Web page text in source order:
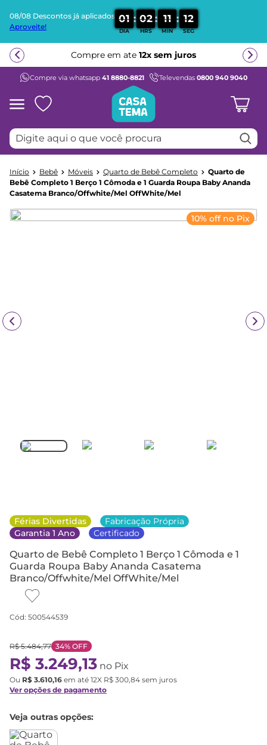
08/08 Descontos já aplicados
Aproveite!
01
DIA
: 02
HRS
: 11
MIN
: 12
SEG
Compre em ate 12x sem juros
Compre via whatsapp 41 8880-8821 Televendas 0800 940 9040
Digite aqui o que você procura
Bebê Móveis Quarto de Bebê Completo
Quarto de
Bebê Completo 1 Berço 1 Cômoda e 1 Guarda Roupa Baby Ananda
Casatema Branco/Offwhite/Mel OffWhite/Mel
10% off no Pix
Férias Divertidas
Fabricação Própria
Garantia 1 Ano
Certificado
Quarto de Bebê Completo 1 Berço 1 Cômoda e 1
Guarda Roupa Baby Ananda Casatema
Branco/Offwhite/Mel OffWhite/Mel
Cód: 500544539
R$ 5.484,77 34% OFF
R$ 3.249,13 no Pix
Ou R$ 3.610,16 em até 12X R$ 300,84 sem juros
Ver opções de pagamento
Veja outras opções:
1º
guarda roupa
3º
bicama
º
escrivaninha
6º
petit
7º
cama infantil
8º
treliche
9º
berço